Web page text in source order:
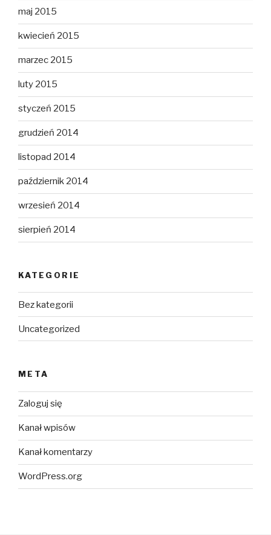
maj 2015
kwiecień 2015
marzec 2015
luty 2015
styczeń 2015
grudzień 2014
listopad 2014
październik 2014
wrzesień 2014
sierpień 2014
KATEGORIE
Bez kategorii
Uncategorized
META
Zaloguj się
Kanał wpisów
Kanał komentarzy
WordPress.org